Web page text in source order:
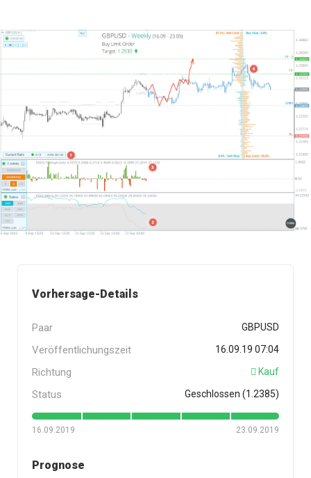
Vorhersage-Details
Paar GBPUSD
Veröffentlichungszeit 16.09.19 07:04
Richtung Kauf
Status Geschlossen (1.2385)
16.09.2019 23.09.2019
Prognose